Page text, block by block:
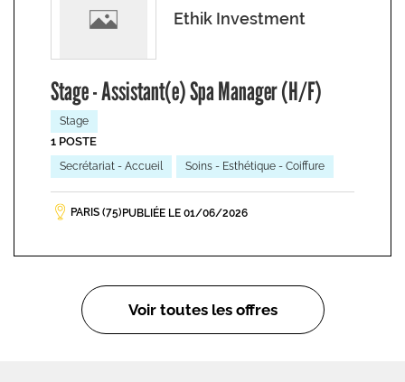
Ethik Investment
Stage - Assistant(e) Spa Manager (H/F)
Stage
1 POSTE
Secrétariat - Accueil Soins - Esthétique - Coiffure
PARIS (75)PUBLIÉE LE 01/06/2026
Voir toutes les offres